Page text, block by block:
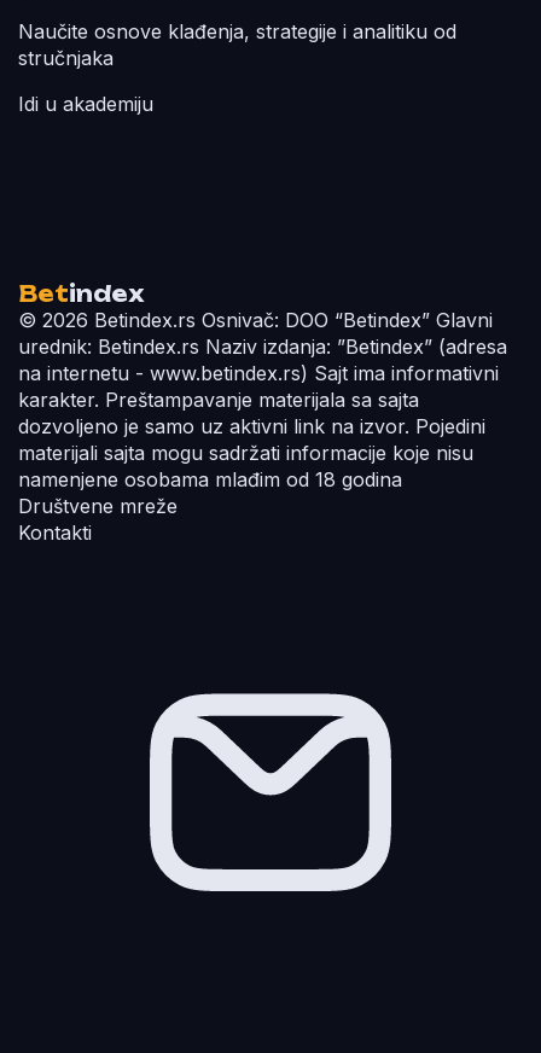
Naučite osnove klađenja, strategije i analitiku od
stručnjaka
Idi u akademiju
Betindex
© 2026 Betindex.rs Osnivač: DOO “Betindex” Glavni
urednik: Betindex.rs Naziv izdanja: ”Betindex” (adresa
na internetu - www.betindex.rs) Sajt ima informativni
karakter. Preštampavanje materijala sa sajta
dozvoljeno je samo uz aktivni link na izvor. Pojedini
materijali sajta mogu sadržati informacije koje nisu
namenjene osobama mlađim od 18 godina
Društvene mreže
Kontakti